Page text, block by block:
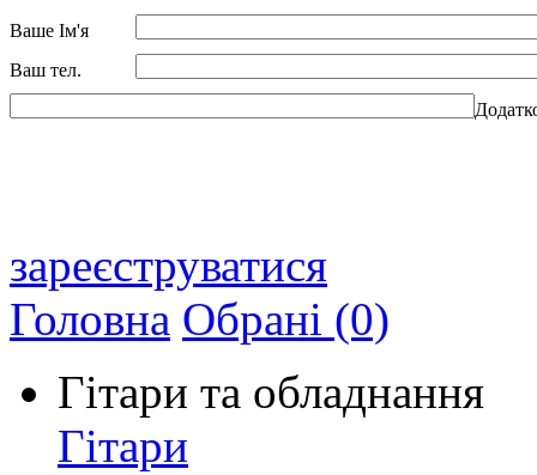
Ваше Ім'я
Ваш тел.
зареєструватися
Головна Обрані (0)
Гітари та обладнання
Гітари